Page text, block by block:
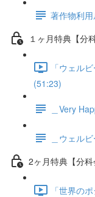
著作物利
１ヶ月特典【分
「ウェル
(51:23)
＿Very
＿ウェル
2ヶ月特典【分
「世界の